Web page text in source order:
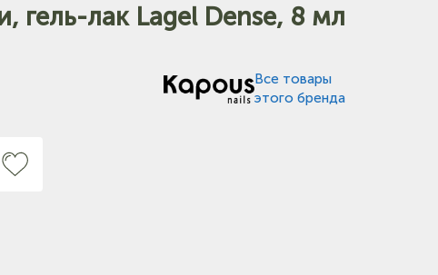
гель-лак Lagel Dense, 8 мл
Все товары
этого бренда